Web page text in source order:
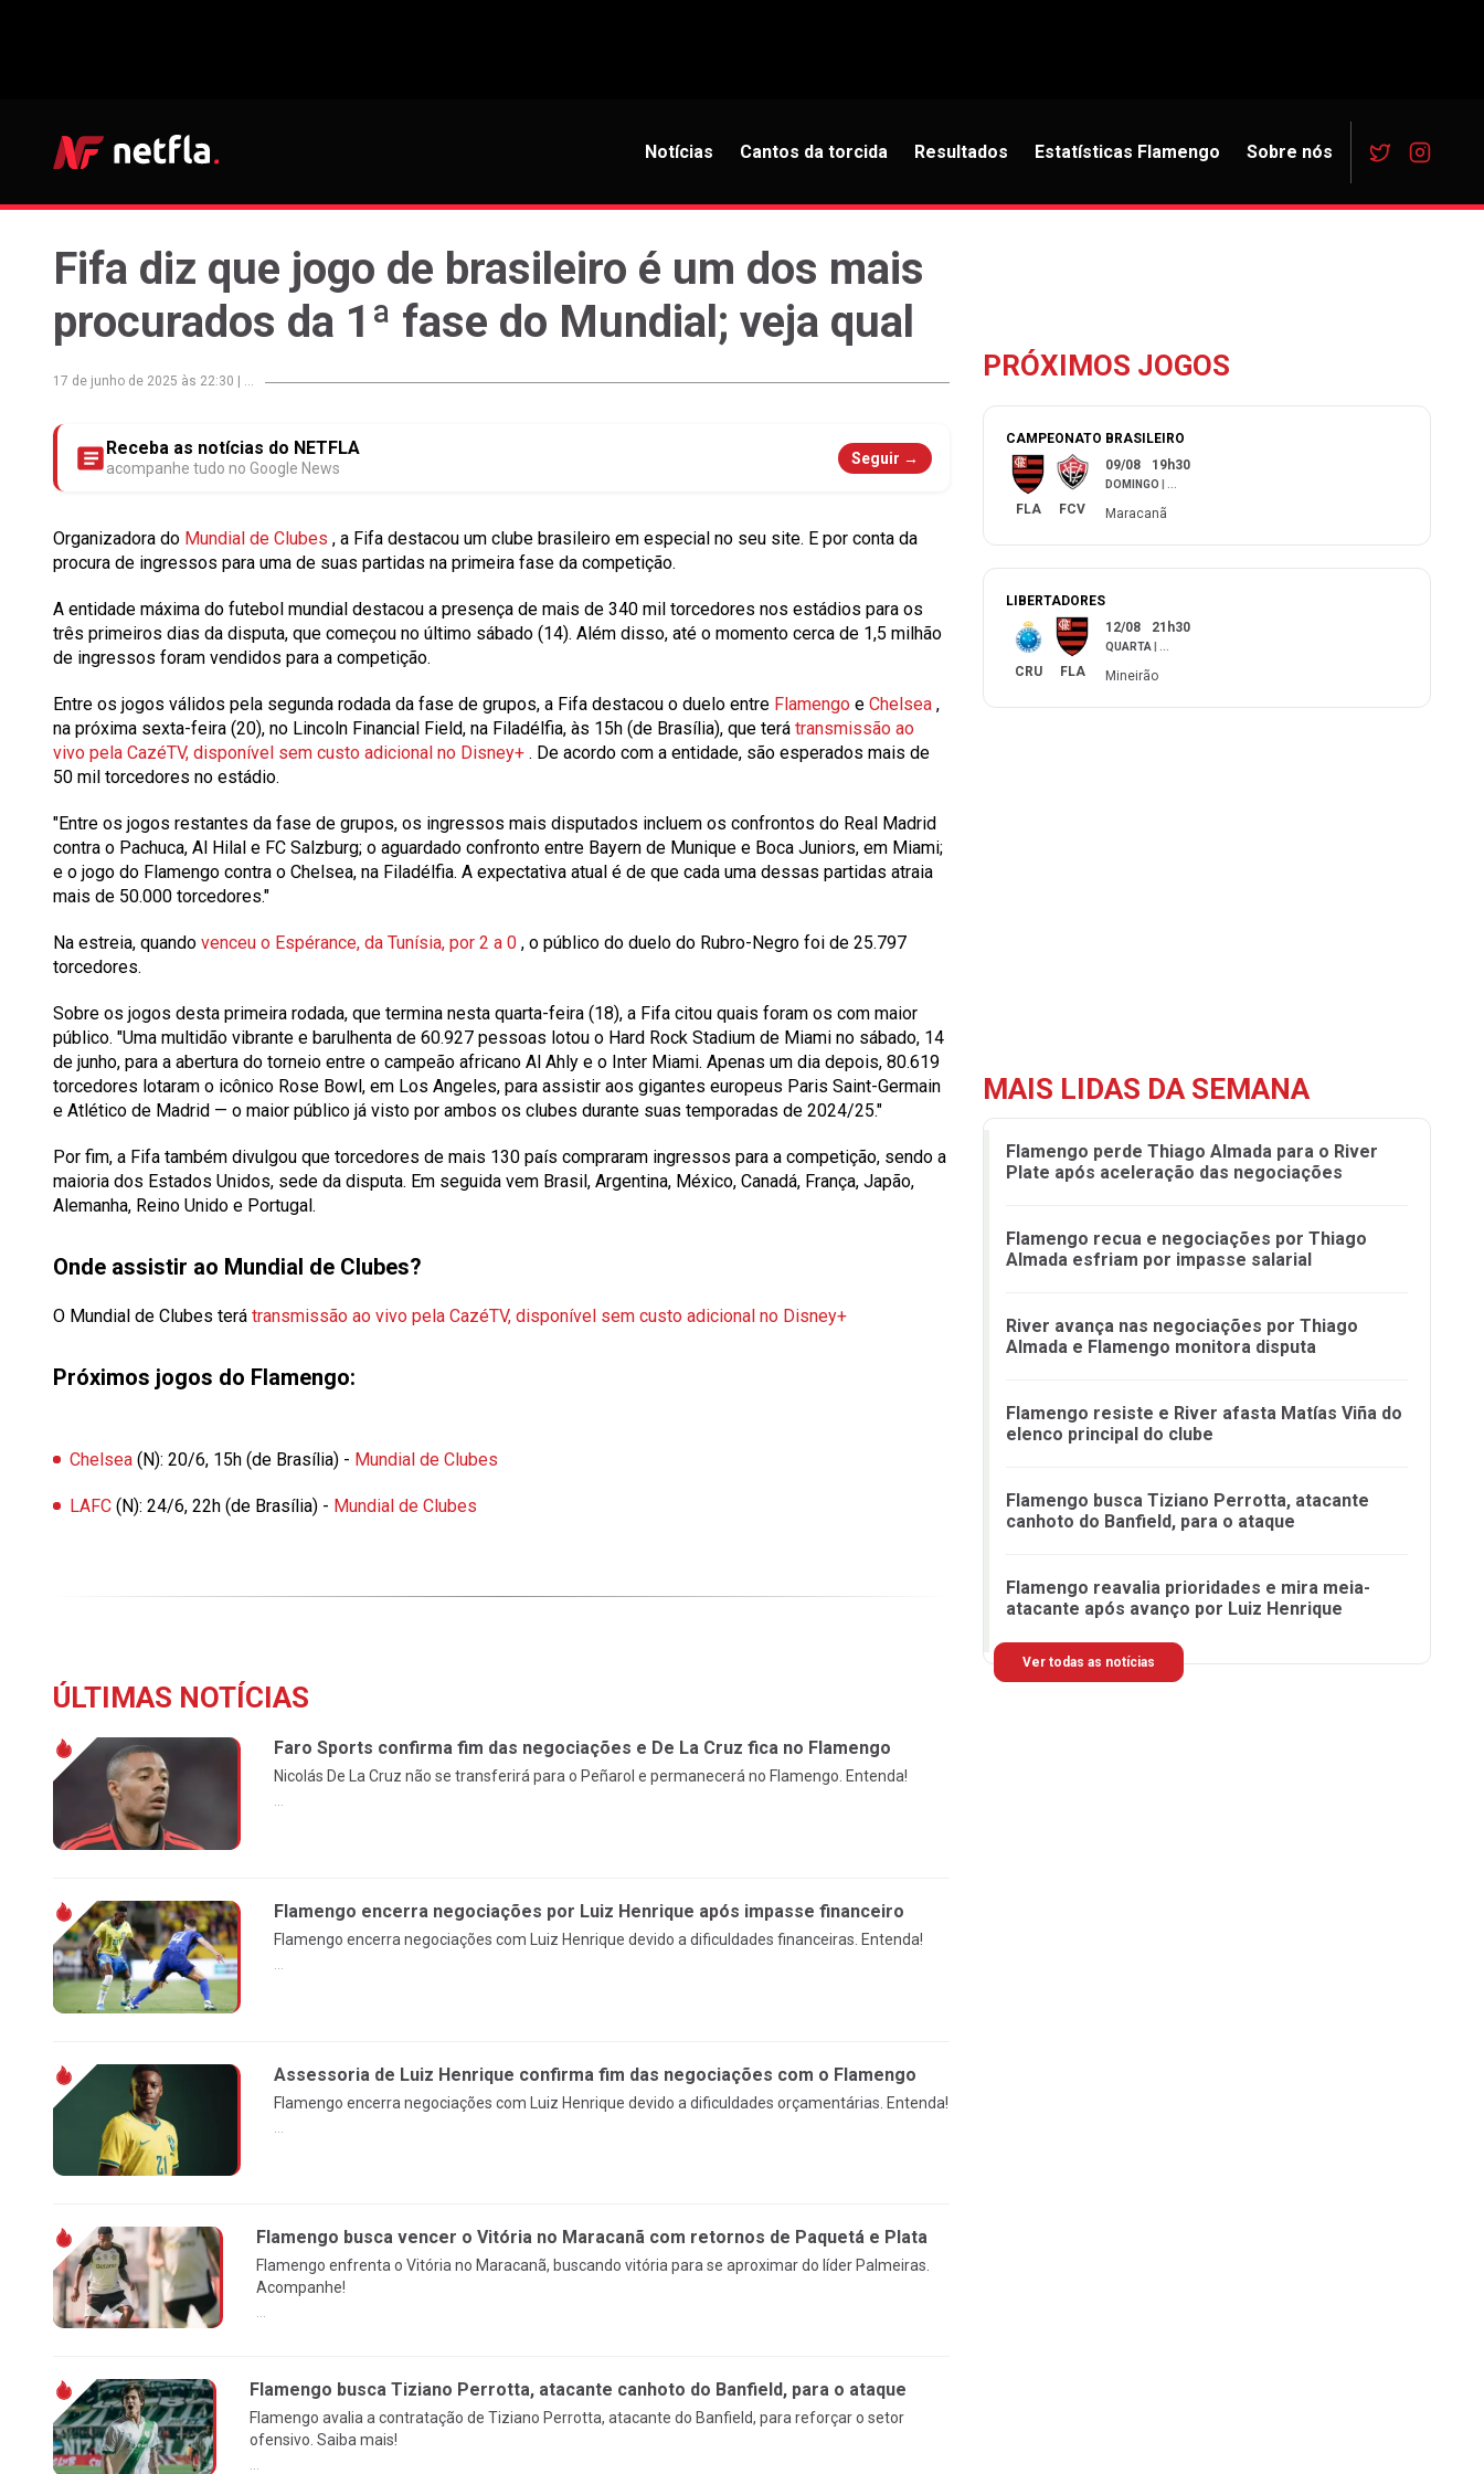
Notícias Cantos da torcida Resultados Estatísticas Flamengo Sobre nós
Fifa diz que jogo de brasileiro é um dos mais
procurados da 1ª fase do Mundial; veja qual
17 de junho de 2025 às 22:30 ...
Receba as notícias do NETFLA
acompanhe tudo no Google News
Seguir →
Organizadora do Mundial de Clubes , a Fifa destacou um clube brasileiro em especial no seu site. E por conta da
procura de ingressos para uma de suas partidas na primeira fase da competição.
A entidade máxima do futebol mundial destacou a presença de mais de 340 mil torcedores nos estádios para os
três primeiros dias da disputa, que começou no último sábado (14). Além disso, até o momento cerca de 1,5 milhão
de ingressos foram vendidos para a competição.
Entre os jogos válidos pela segunda rodada da fase de grupos, a Fifa destacou o duelo entre Flamengo e Chelsea ,
na próxima sexta-feira (20), no Lincoln Financial Field, na Filadélfia, às 15h (de Brasília), que terá transmissão ao
vivo pela CazéTV, disponível sem custo adicional no Disney+ . De acordo com a entidade, são esperados mais de
50 mil torcedores no estádio.
"Entre os jogos restantes da fase de grupos, os ingressos mais disputados incluem os confrontos do Real Madrid
contra o Pachuca, Al Hilal e FC Salzburg; o aguardado confronto entre Bayern de Munique e Boca Juniors, em Miami;
e o jogo do Flamengo contra o Chelsea, na Filadélfia. A expectativa atual é de que cada uma dessas partidas atraia
mais de 50.000 torcedores."
Na estreia, quando venceu o Espérance, da Tunísia, por 2 a 0 , o público do duelo do Rubro-Negro foi de 25.797
torcedores.
Sobre os jogos desta primeira rodada, que termina nesta quarta-feira (18), a Fifa citou quais foram os com maior
público. "Uma multidão vibrante e barulhenta de 60.927 pessoas lotou o Hard Rock Stadium de Miami no sábado, 14
de junho, para a abertura do torneio entre o campeão africano Al Ahly e o Inter Miami. Apenas um dia depois, 80.619
torcedores lotaram o icônico Rose Bowl, em Los Angeles, para assistir aos gigantes europeus Paris Saint-Germain
e Atlético de Madrid — o maior público já visto por ambos os clubes durante suas temporadas de 2024/25."
Por fim, a Fifa também divulgou que torcedores de mais 130 país compraram ingressos para a competição, sendo a
maioria dos Estados Unidos, sede da disputa. Em seguida vem Brasil, Argentina, México, Canadá, França, Japão,
Alemanha, Reino Unido e Portugal.
Onde assistir ao Mundial de Clubes?
O Mundial de Clubes terá transmissão ao vivo pela CazéTV, disponível sem custo adicional no Disney+
Próximos jogos do Flamengo:
Chelsea (N): 20/6, 15h (de Brasília) - Mundial de Clubes
LAFC (N): 24/6, 22h (de Brasília) - Mundial de Clubes
ÚLTIMAS NOTÍCIAS
Faro Sports confirma fim das negociações e De La Cruz fica no Flamengo
Nicolás De La Cruz não se transferirá para o Peñarol e permanecerá no Flamengo. Entenda!
...
Flamengo encerra negociações por Luiz Henrique após impasse financeiro
Flamengo encerra negociações com Luiz Henrique devido a dificuldades financeiras. Entenda!
Assessoria de Luiz Henrique confirma fim das negociações com o Flamengo
Flamengo encerra negociações com Luiz Henrique devido a dificuldades orçamentárias. Entenda!
Flamengo busca vencer o Vitória no Maracanã com retornos de Paquetá e Plata
Flamengo enfrenta o Vitória no Maracanã, buscando vitória para se aproximar do líder Palmeiras.
Acompanhe!
...
Flamengo busca Tiziano Perrotta, atacante canhoto do Banfield, para o ataque
Flamengo avalia a contratação de Tiziano Perrotta, atacante do Banfield, para reforçar o setor
ofensivo. Saiba mais!
...
PRÓXIMOS JOGOS
CAMPEONATO BRASILEIRO
FLA FCV
09/08 19h30
DOMINGO
Maracanã
LIBERTADORES
CRU FLA
12/08 21h30
QUARTA
Mineirão
MAIS LIDAS DA SEMANA
Flamengo perde Thiago Almada para o River
Plate após aceleração das negociações
Flamengo recua e negociações por Thiago
Almada esfriam por impasse salarial
River avança nas negociações por Thiago
Almada e Flamengo monitora disputa
Flamengo resiste e River afasta Matías Viña do
elenco principal do clube
Flamengo busca Tiziano Perrotta, atacante
canhoto do Banfield, para o ataque
Flamengo reavalia prioridades e mira meia-
atacante após avanço por Luiz Henrique
Ver todas as notícias